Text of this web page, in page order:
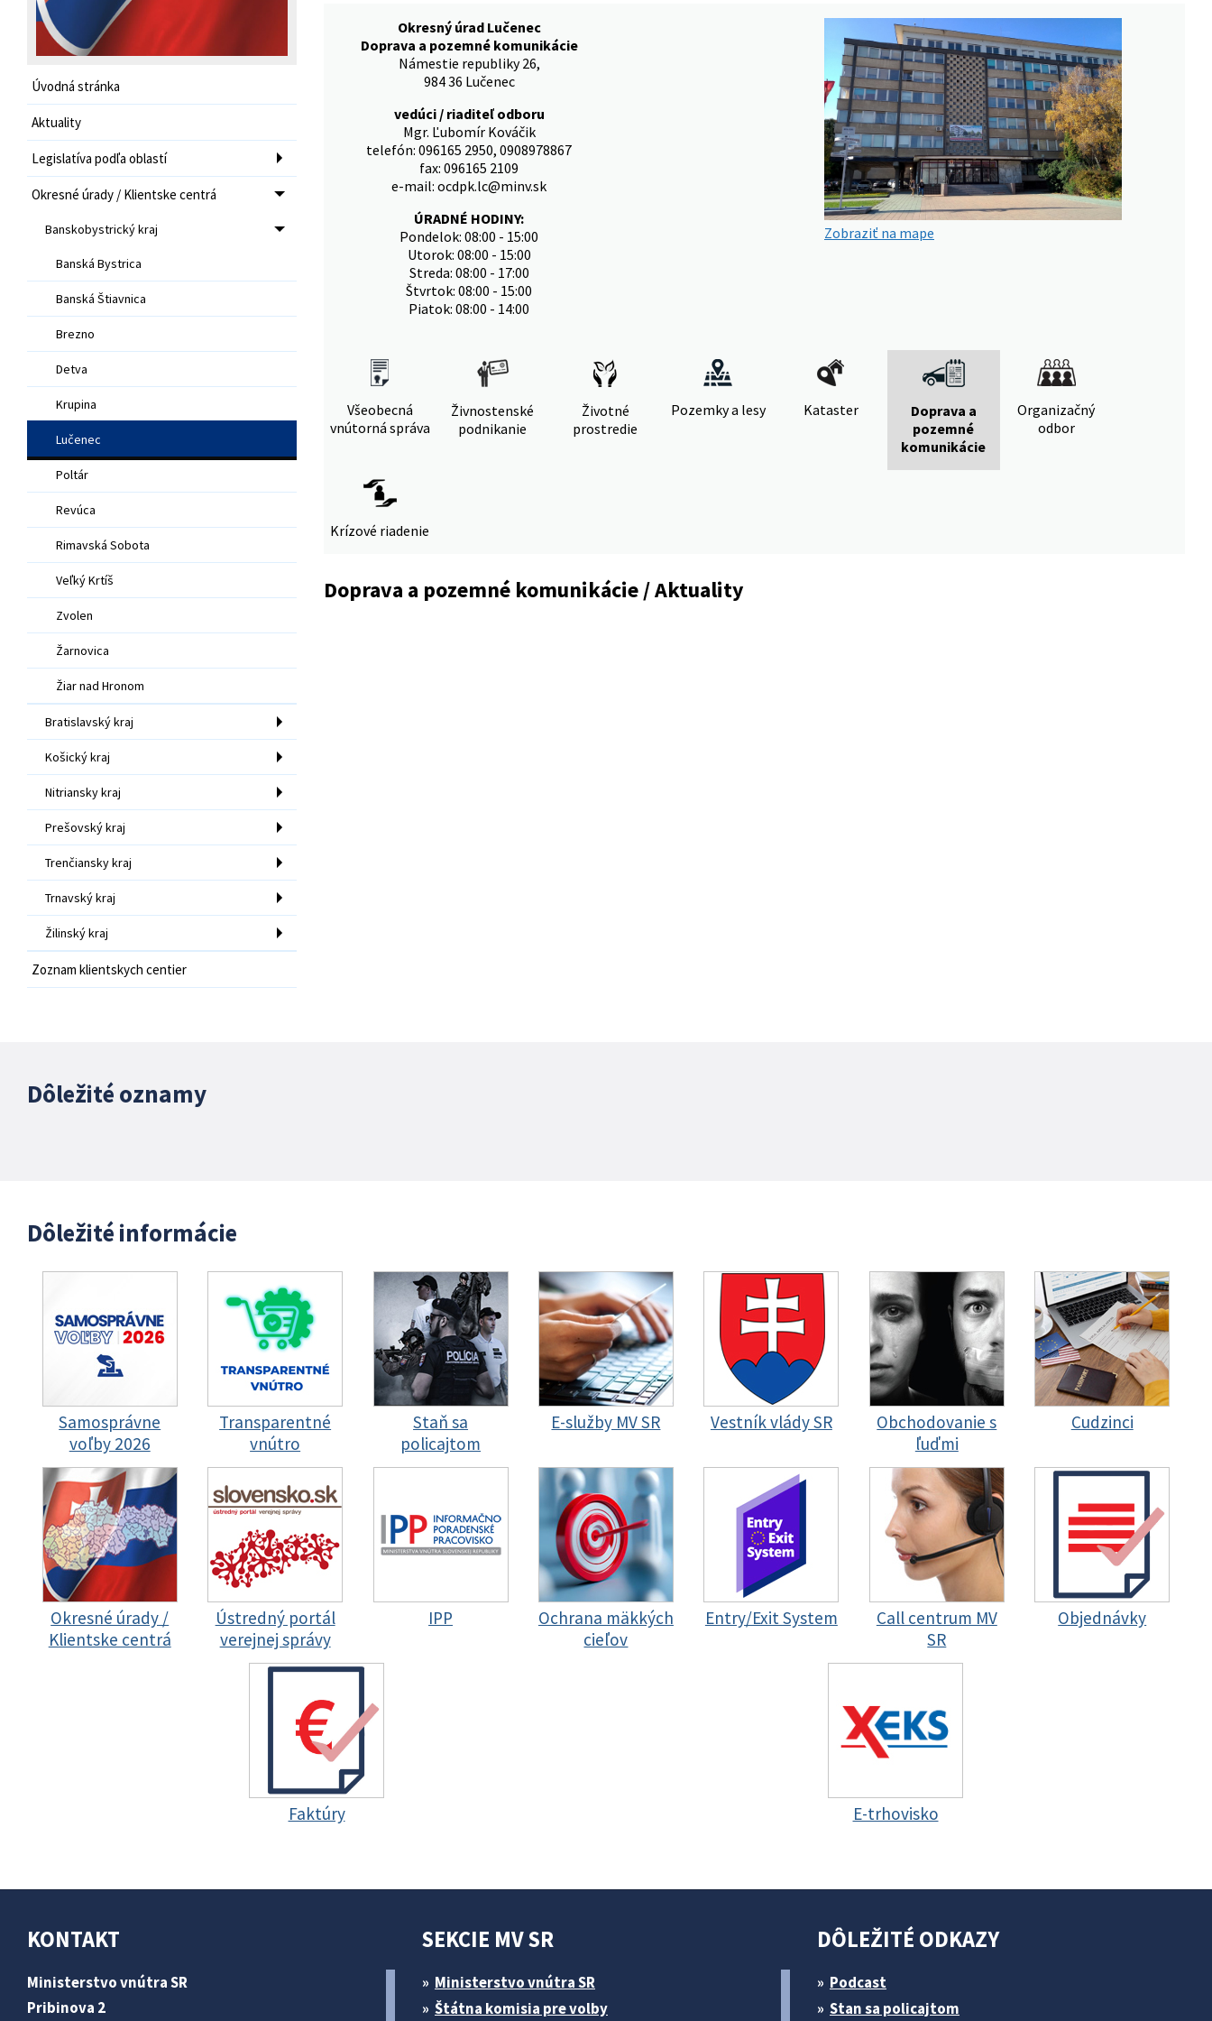
Úvodná stránka
Aktuality
Legislatíva podľa oblastí
Okresné úrady / Klientske centrá
Banskobystrický kraj
Banská Bystrica
Banská Štiavnica
Brezno
Detva
Krupina
Lučenec
Poltár
Revúca
Rimavská Sobota
Veľký Krtíš
Zvolen
Žarnovica
Žiar nad Hronom
Bratislavský kraj
Košický kraj
Nitriansky kraj
Prešovský kraj
Trenčiansky kraj
Trnavský kraj
Žilinský kraj
Zoznam klientskych centier
Okresný úrad Lučenec
Doprava a pozemné komunikácie
Námestie republiky 26,
984 36 Lučenec
vedúci / riaditeľ odboru
Mgr. Ľubomír Kováčik
telefón: 096165 2950, 0908978867
fax: 096165 2109
e-mail: ocdpk.lc@minv.sk
ÚRADNÉ HODINY:
Pondelok: 08:00 - 15:00
Utorok: 08:00 - 15:00
Streda: 08:00 - 17:00
Štvrtok: 08:00 - 15:00
Piatok: 08:00 - 14:00
Zobraziť na mape
Všeobecná
vnútorná správa
Živnostenské
podnikanie
Životné
prostredie
Pozemky a lesy Kataster
Doprava a
pozemné
komunikácie
Organizačný
odbor
Krízové riadenie
Doprava a pozemné komunikácie / Aktuality
Dôležité oznamy
Dôležité informácie
Samosprávne
voľby 2026
Transparentné
vnútro
Staň sa
policajtom
E-služby MV SR Vestník vlády SR
Obchodovanie s
ľuďmi
Cudzinci
Okresné úrady /
Klientske centrá
Ústredný portál
verejnej správy
IPP
Ochrana mäkkých
cieľov
Entry/Exit System
Call centrum MV
SR
Objednávky
Faktúry E-trhovisko
KONTAKT
Ministerstvo vnútra SR
Pribinova 2
SEKCIE MV SR
Ministerstvo vnútra SR
Štátna komisia pre volby
DÔLEŽITÉ ODKAZY
Podcast
Stan sa policajtom